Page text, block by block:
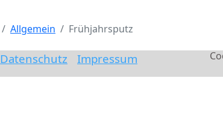
Allgemein Frühjahrsputz
Datenschutz Impressum